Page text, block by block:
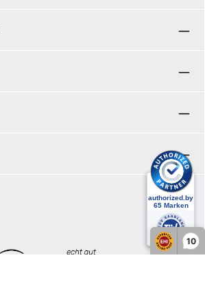
10
Produktdetails: Für alle
können durch das
durch reflektierende Folie am